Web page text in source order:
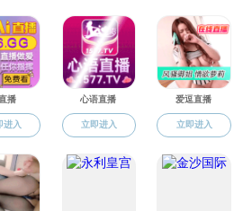
【学生党
致全校党
【学生党